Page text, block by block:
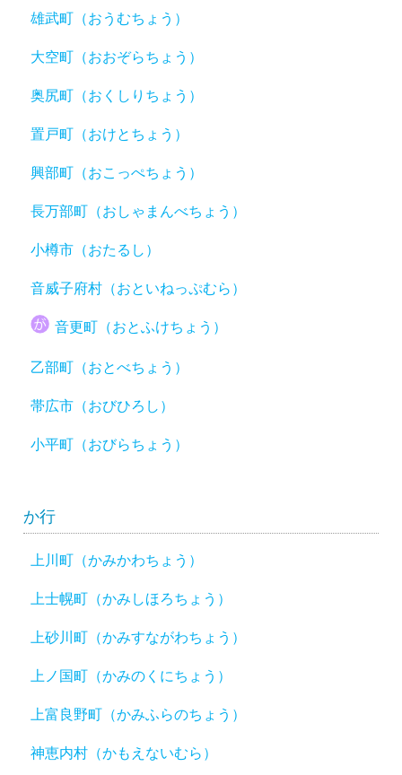
雄武町（おうむちょう）
大空町（おおぞらちょう）
奥尻町（おくしりちょう）
置戸町（おけとちょう）
興部町（おこっぺちょう）
長万部町（おしゃまんべちょう）
小樽市（おたるし）
音威子府村（おといねっぷむら）
音更町（おとふけちょう）
乙部町（おとべちょう）
帯広市（おびひろし）
小平町（おびらちょう）
か行
上川町（かみかわちょう）
上士幌町（かみしほろちょう）
上砂川町（かみすながわちょう）
上ノ国町（かみのくにちょう）
上富良野町（かみふらのちょう）
神恵内村（かもえないむら）